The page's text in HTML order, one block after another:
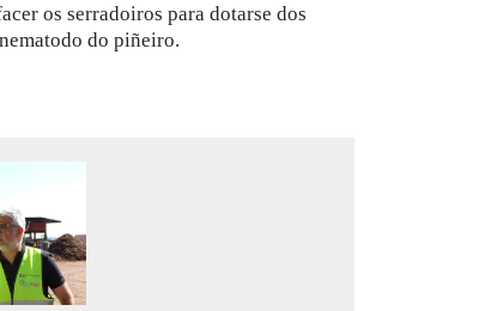
os serradoiros para dotarse dos
do piñeiro.